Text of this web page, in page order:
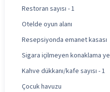
Restoran sayısı - 1
Otelde oyun alanı
Resepsiyonda emanet kasası
Sigara içilmeyen konaklama
Kahve dükkanı/kafe sayısı - 1
Çocuk havuzu